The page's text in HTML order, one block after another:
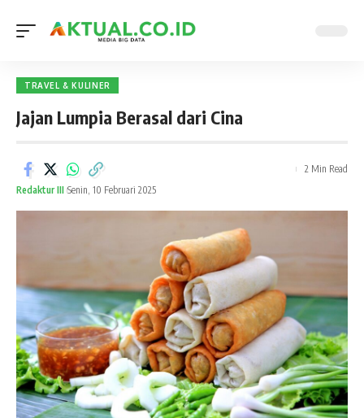
TRAVEL & KULINER
Jajan Lumpia Berasal dari Cina
Redaktur III Senin, 10 Februari 2025
2 Min Read